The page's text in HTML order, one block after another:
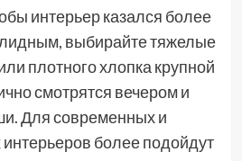
интерьер казался более
выбирайте тяжелые
плотного хлопка крупной
смотрятся вечером и
Для современных и
более подойдут